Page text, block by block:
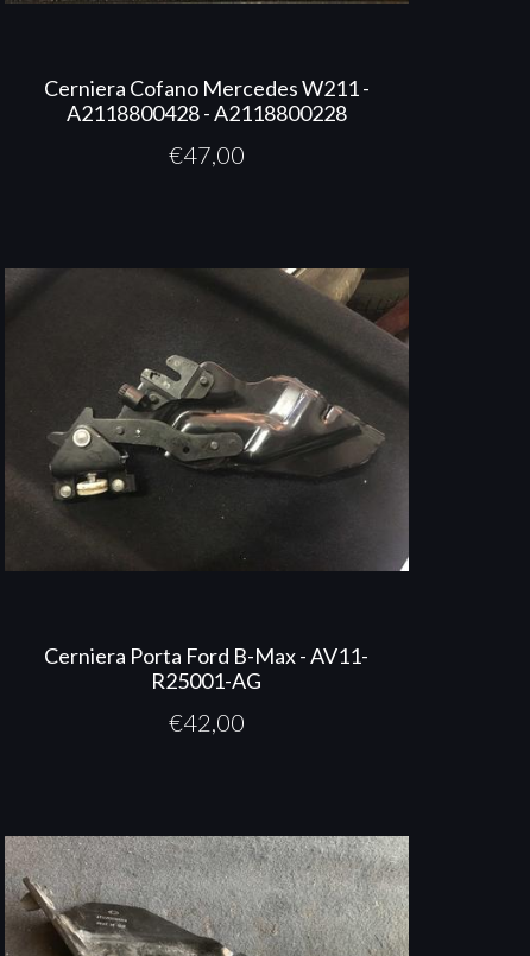
Cerniera Cofano Mercedes W211 -
A2118800428 - A2118800228
€47,00
Cerniera Porta Ford B-Max - AV11-
R25001-AG
€42,00